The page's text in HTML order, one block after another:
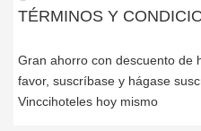
TÉRMINOS Y
Gran ahorro con descuento de
favor, suscríbase y hágase
Vinccihoteles hoy mismo